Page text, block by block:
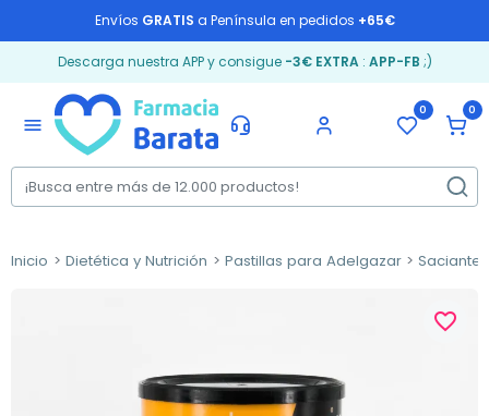
Envíos GRATIS a Península en pedidos +65€
Descarga nuestra APP y consigue -3€ EXTRA: APP-FB ;)
menu
0 0
Inicio Dietética y Nutrición Pastillas para Adelgazar Saciantes
favorite_border